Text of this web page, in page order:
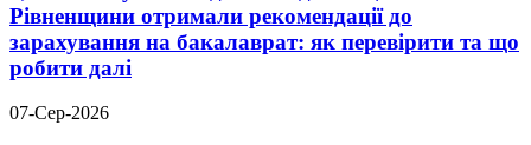
Рівненщини отримали рекомендації до
зарахування на бакалаврат: як перевірити та що
робити далі
07-Сер-2026